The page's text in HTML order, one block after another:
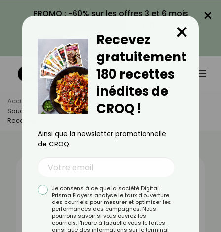
PROMO : -60% sur les offres 3 et 6 mois
VOIR LA PROMO
×
Accueil Actus
Alimentation
Souche De Kombucha : Bienfaits, Valeurs Nutritionnelles Et
Recettes
Recevez
gratuitement
180 recettes
inédites de
CROQ !
×
Ainsi que la newsletter promotionnelle
de CROQ.
Je consens à ce que la société Digital
Prisma Players analyse le taux d'ouverture
des courriels pour mesurer et optimiser les
performances des campagnes. Nous
pourrons savoir si vous ouvrez les
courriels, l'heure à laquelle vous le faites
ainsi que des informations sur le terminal